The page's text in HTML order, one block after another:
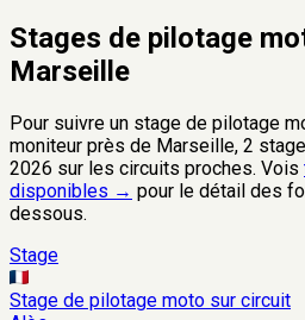
Stages de pilotage
Marseille
Pour suivre un stage de pilotage
moniteur près de Marseille, 2
2026 sur les circuits proches. Vois
disponibles → pour le détail des
dessous.
Stage
Stage de pilotage moto sur circuit